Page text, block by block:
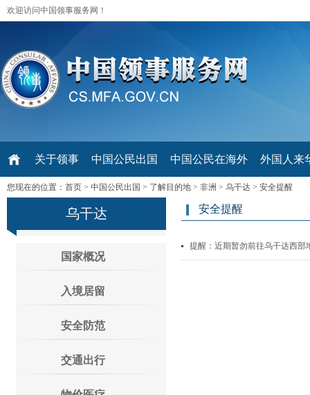
欢迎访问中国领事服务网！
关于领事 中国公民出国 中国公民在海外 外国人来
您现在的位置： 首页 > 中国公民出国 > 了解目的地 > 非洲 > 乌干达 > 安全提醒
乌干达
国家概况
入境居留
安全防范
交通出行
安全提醒
提醒：近期暂勿前往乌干达西部